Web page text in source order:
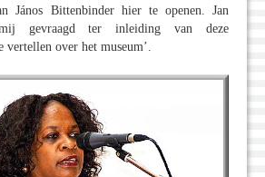
János Bittenbinder hier te openen. Jan
gevraagd ter inleiding van deze
over het museum’.